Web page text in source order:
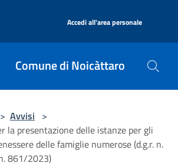
Accedi all'area personale
Comune di Noicàttaro
> Avvisi >
la presentazione delle istanze per gli
delle famiglie numerose (d.g.r. n.
861/2023)